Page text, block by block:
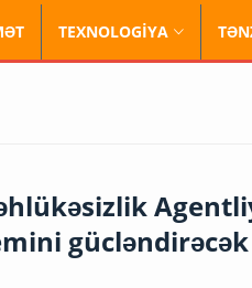
TEXNOLOGİYA
gücləndirəcək